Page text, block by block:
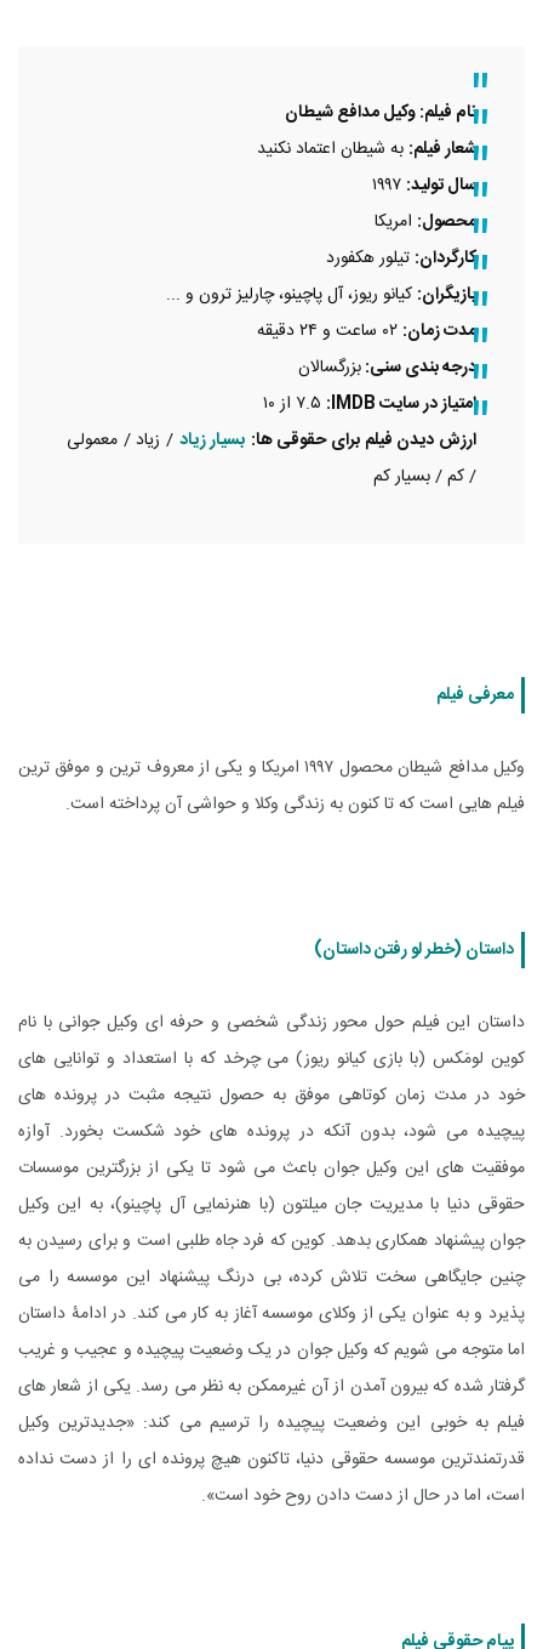
نام فیلم: وکیل مدافع شیطان
شعار فیلم: به شیطان اعتماد نکنید
سال تولید:
محصول: امریکا
کارگردان: تیلور هکفورد
بازیگران: کیانو ریوز، آل پاچینو، چارلیز ترون و ...
مدت زمان:
درجه بندی سنی:بزرگسالان
امتیاز در سایتIMDB
:
ارزش دیدن فیلم برای حقوقی ها: بسیار زیاد / زیاد / معمولی
/ کم / بسیار کم
معرفی فیلم
وکیل مدافع شیطان محصول ۱۹۹۷ امریکا و یکی از معروف ترین و موفق ترین
فیلم هایی است که تا کنون به زندگی وکلا و حواشی آن پرداخته است.
داستان (خطر لو رفتن داستان)
داستان این فیلم حول محور زندگی شخصی و حرفه ای وکیل جوانی با نام
کوین لومَکس (با بازی کیانو ریوز) می چرخد که با استعداد و توانایی های
خود در مدت زمان کوتاهی موفق به حصول نتیجه مثبت در پرونده های
پیچیده می شود، بدون آنکه در پرونده های خود شکست بخورد. آوازه
موفقیت های این وکیل جوان باعث می شود تا یکی از بزرگترین موسسات
حقوقی دنیا با مدیریت جان میلتون (با هنرنمایی آل پاچینو)، به این وکیل
جوان پیشنهاد همکاری بدهد. کوین که فرد جاه طلبی است و برای رسیدن به
چنین جایگاهی سخت تلاش کرده، بی درنگ پیشنهاد این موسسه را می
پذیرد و به عنوان یکی از وکلای موسسه آغاز به کار می کند. در ادامۀ داستان
اما متوجه می شویم که وکیل جوان در یک وضعیت پیچیده و عجیب و غریب
گرفتار شده که بیرون آمدن از آن غیرممکن به نظر می رسد. یکی از شعار های
فیلم به خوبی این وضعیت پیچیده را ترسیم می کند: «جدیدترین وکیل
قدرتمندترین موسسه حقوقی دنیا، تاکنون هیچ پرونده ای را از دست نداده
است، اما در حال از دست دادن روح خود است».
پیام حقوقی فیلم